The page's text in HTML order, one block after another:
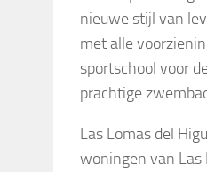
nieuwe stijl van
met alle
sportschool voor
prachtige
Las Lomas del
woningen van Las